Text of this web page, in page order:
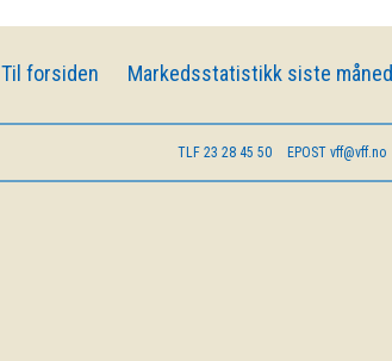
Til forsiden Markedsstatistikk siste måned
TLF 23 28 45 50 EPOST vff@vff.no